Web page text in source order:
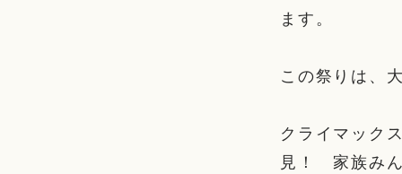
ます。
この祭りは、
クライマック
見！ 家族みん